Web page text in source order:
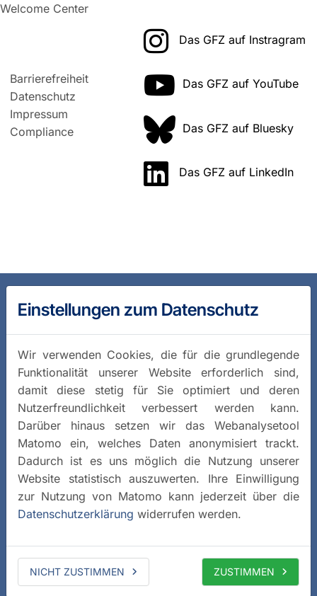
Welcome Center
Barrierefreiheit
Datenschutz
Impressum
Compliance
Das GFZ auf Instragram
Das GFZ auf YouTube
Das GFZ auf Bluesky
Das GFZ auf LinkedIn
Einstellungen zum Datenschutz
Wir verwenden Cookies, die für die grundlegende
Funktionalität unserer Website erforderlich sind,
damit diese stetig für Sie optimiert und deren
Nutzerfreundlichkeit verbessert werden kann.
Darüber hinaus setzen wir das Webanalysetool
Matomo ein, welches Daten anonymisiert trackt.
Dadurch ist es uns möglich die Nutzung unserer
Website statistisch auszuwerten. Ihre Einwilligung
zur Nutzung von Matomo kann jederzeit über die
Datenschutzerklärung widerrufen werden.
NICHT ZUSTIMMEN ZUSTIMMEN